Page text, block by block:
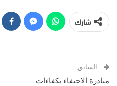
شارك
السابق
مبادرة الاحتفاء بكفاءات